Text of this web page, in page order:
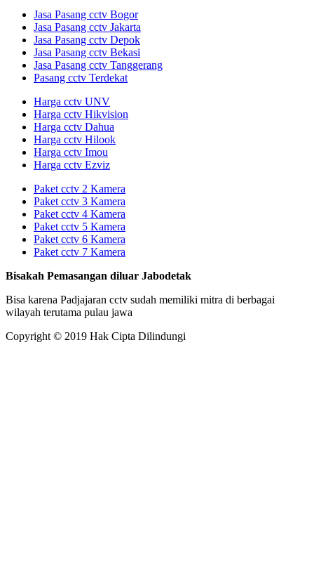
Jasa Pasang cctv Bogor
Jasa Pasang cctv Jakarta
Jasa Pasang cctv Depok
Jasa Pasang cctv Bekasi
Jasa Pasang cctv Tanggerang
Pasang cctv Terdekat
Harga cctv UNV
Harga cctv Hikvision
Harga cctv Dahua
Harga cctv Hilook
Harga cctv Imou
Harga cctv Ezviz
Paket cctv 2 Kamera
Paket cctv 3 Kamera
Paket cctv 4 Kamera
Paket cctv 5 Kamera
Paket cctv 6 Kamera
Paket cctv 7 Kamera
Bisakah Pemasangan diluar Jabodetak
Bisa karena Padjajaran cctv sudah memiliki mitra di berbagai
wilayah terutama pulau jawa
Copyright © 2019 Hak Cipta Dilindungi